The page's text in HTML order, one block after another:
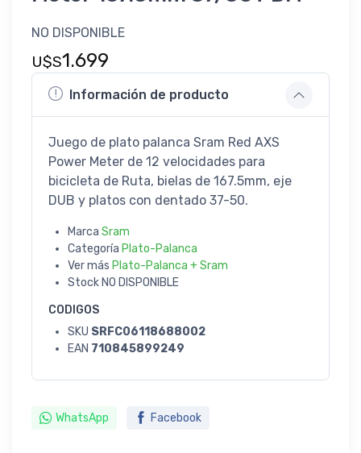
NO DISPONIBLE
U$S1.699
Información de producto
Juego de plato palanca Sram Red AXS
Power Meter de 12 velocidades para
bicicleta de Ruta, bielas de 167.5mm, eje
DUB y platos con dentado 37-50.
Marca Sram
Categoría Plato-Palanca
Ver más Plato-Palanca + Sram
Stock NO DISPONIBLE
CODIGOS
SKU SRFC06118688002
EAN 710845899249
WhatsApp Facebook